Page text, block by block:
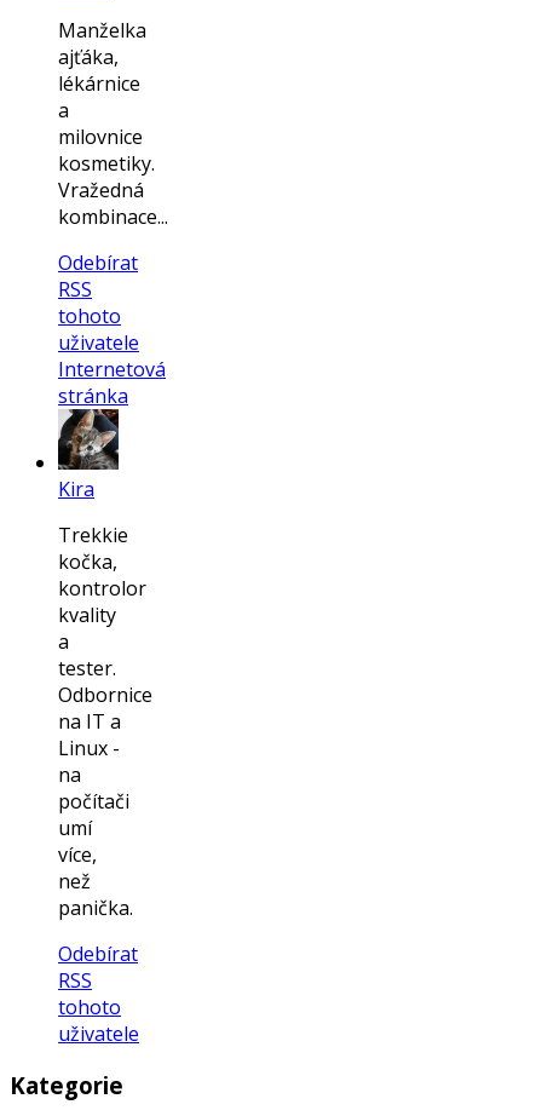
Manželka
ajťáka,
lékárnice
a
milovnice
kosmetiky.
Vražedná
kombinace...
Odebírat
RSS
tohoto
uživatele
Internetová
stránka
Kira
Trekkie
kočka,
kontrolor
kvality
a
tester.
Odbornice
na IT a
Linux -
na
počítači
umí
více,
než
panička.
Odebírat
RSS
tohoto
uživatele
Kategorie